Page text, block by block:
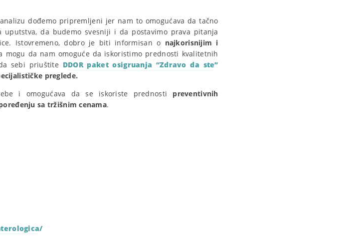
dođemo pripremljeni jer nam to omogućava da tačno
da budemo svesniji i da postavimo prava pitanja
Istovremeno, dobro je biti informisan o najkorisnijim i
mogu da nam omoguće da iskoristimo prednosti kvalitetnih
sebi priuštite DDOR paket osigruanja “Zdravo da ste”
preglede.
i omogućava da se iskoriste prednosti preventivnih
sa tržišnim cenama.